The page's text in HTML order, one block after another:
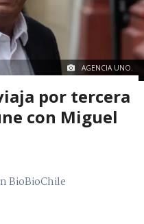
AGENCIA UNO.
por tercera
con Miguel
BioBioChile